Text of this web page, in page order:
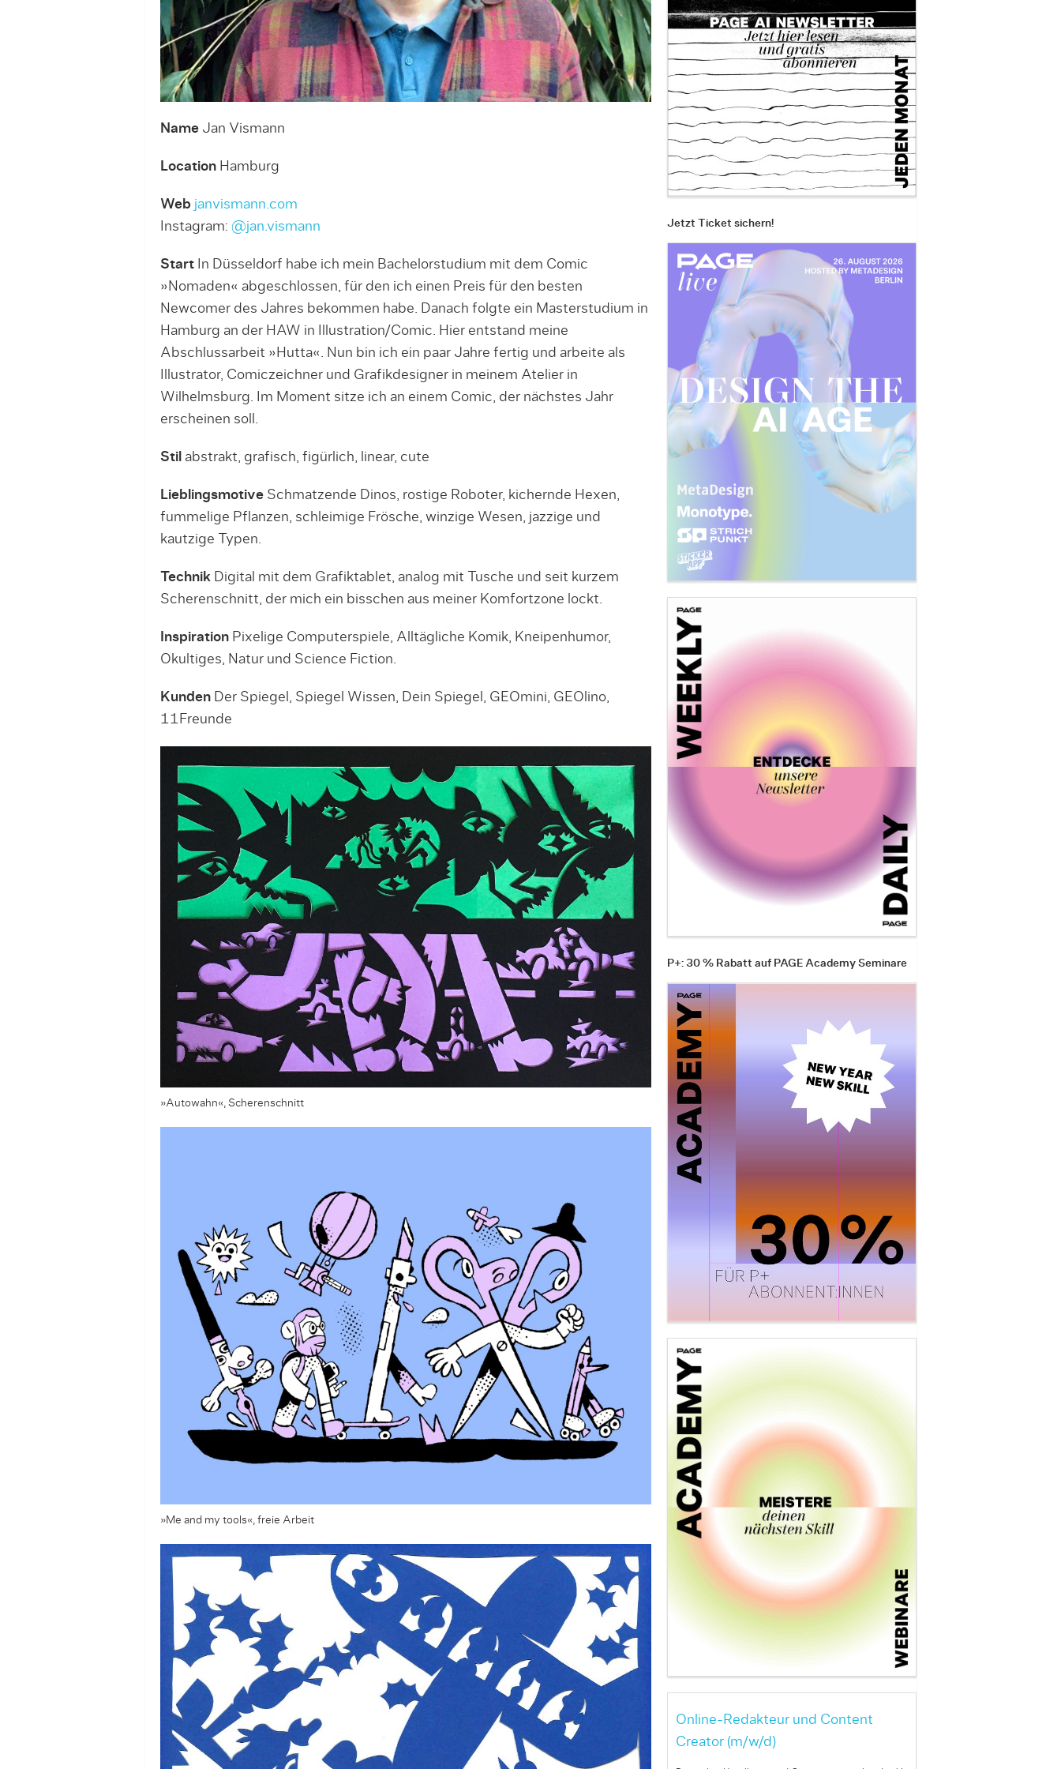
NameJan Vismann
LocationHamburg
Web janvismann.com
Instagram: @jan.vismann
StartIn Düsseldorf habe ich mein Bachelorstudium mit dem Comic
»Nomaden« abgeschlossen, für den ich einen Preis für den besten
Newcomer des Jahres bekommen habe. Danach folgte ein Masterstudium in
Hamburg an der HAW in Illustration/Comic. Hier entstand meine
Abschlussarbeit »Hutta«. Nun bin ich ein paar Jahre fertig und arbeite als
Illustrator, Comiczeichner und Grafikdesigner in meinem Atelier in
Wilhelmsburg. Im Moment sitze ich an einem Comic, der nächstes Jahr
erscheinen soll.
Stil abstrakt, grafisch, figürlich, linear, cute
LieblingsmotiveSchmatzende Dinos, rostige Roboter, kichernde Hexen,
fummelige Pflanzen, schleimige Frösche, winzige Wesen, jazzige und
kautzige Typen.
TechnikDigital mit dem Grafiktablet, analog mit Tusche und seit kurzem
Scherenschnitt, der mich ein bisschen aus meiner Komfortzone lockt.
InspirationPixelige Computerspiele, Alltägliche Komik, Kneipenhumor,
Okultiges, Natur und Science Fiction.
KundenDer Spiegel, Spiegel Wissen, Dein Spiegel, GEOmini, GEOlino,
11Freunde
»Autowahn«, Scherenschnitt
»Me and my tools«, freie Arbeit
Jetzt Ticket sichern!
P+: 30 % Rabatt auf PAGE Academy Seminare
Online-Redakteur und Content
Creator (m/w/d)